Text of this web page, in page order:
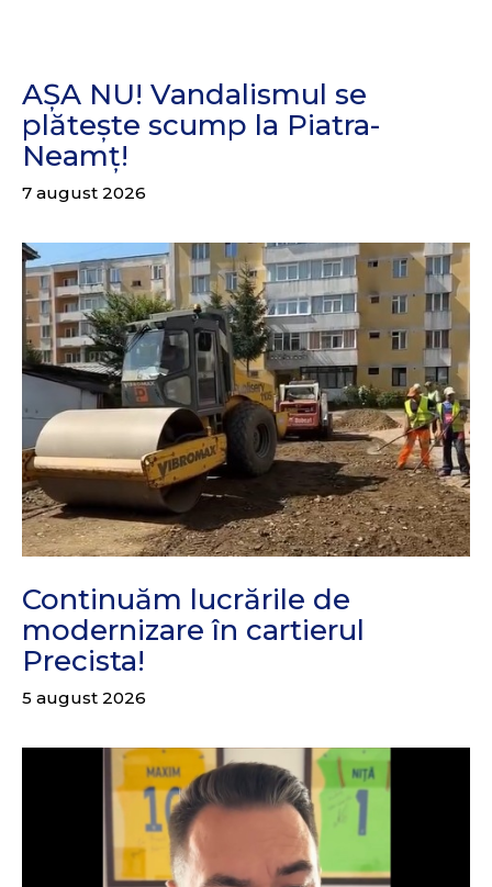
AȘA NU! Vandalismul se
plătește scump la Piatra-
Neamț!
7 august 2026
Continuăm lucrările de
modernizare în cartierul
Precista!
5 august 2026